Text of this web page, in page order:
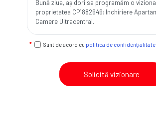
Sunt de acord cu politica de confidențialitate
Solicită vizionare